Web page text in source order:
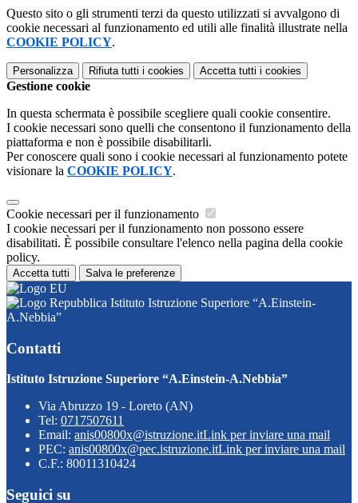
Questo sito o gli strumenti terzi da questo utilizzati si avvalgono di
cookie necessari al funzionamento ed utili alle finalità illustrate nella
COOKIE POLICY.
Personalizza Rifiuta tutti i cookies Accetta tutti i cookies
Gestione cookie
In questa schermata è possibile scegliere quali cookie consentire.
I cookie necessari sono quelli che consentono il funzionamento della
piattaforma e non è possibile disabilitarli.
Per conoscere quali sono i cookie necessari al funzionamento potete
visionare la COOKIE POLICY.
Cookie necessari per il funzionamento
I cookie necessari per il funzionamento non possono essere
disabilitati. È possibile consultare l'elenco nella pagina della cookie
policy.
Accetta tutti Salva le preferenze
Istituto Istruzione Superiore “A.Einstein-
A.Nebbia”
Contatti
Istituto Istruzione Superiore “A.Einstein-A.Nebbia”
Via Abruzzo 19 - Loreto (AN)
Tel: 0717507611
Email: anis00800x@istruzione.itLink per inviare una mail
PEC: anis00800x@pec.istruzione.itLink per inviare una mail
C.F.: 80011310424
Seguici su